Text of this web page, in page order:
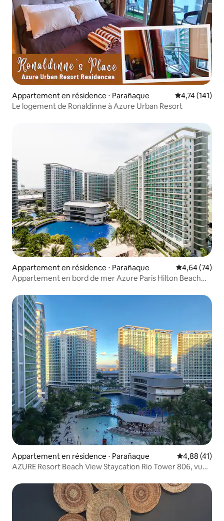
Appartement en résidence ⋅ Parañaque Évaluation
4,74 (141)
Le logement de Ronaldinne à Azure Urban Resort
Appartement en résidence ⋅ Parañaque Évaluation
4,64 (74)
Appartement en bord de mer Azure Paris Hilton Beach
Appartement en résidence ⋅ Parañaque Évaluation
4,88 (41)
AZURE Resort Beach View Staycation Rio Tower 806, vue